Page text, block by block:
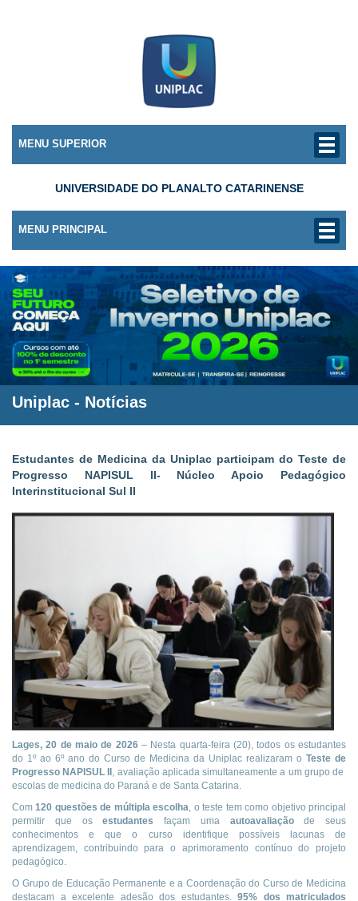
MENU SUPERIOR
UNIVERSIDADE DO PLANALTO CATARINENSE
MENU PRINCIPAL
Uniplac - Notícias
Estudantes de Medicina da Uniplac participam do Teste de
Progresso NAPISUL II- Núcleo Apoio Pedagógico
Interinstitucional Sul II
Lages, 20 de maio de 2026– Nesta quarta-feira (20), todos os estudantes
do 1º ao 6º ano do Curso de Medicina da Uniplac realizaram o Teste de
Progresso NAPISUL II , avaliação aplicada simultaneamente a um grupo de
escolas de medicina do Paraná e de Santa Catarina.
Com120 questões de múltipla escolha, o teste tem como objetivo principal
permitir que osestudantes façam uma autoavaliaçãode seus
conhecimentos e que o curso identifique possíveis lacunas de
aprendizagem, contribuindo para o aprimoramento contínuo do projeto
pedagógico.
O Grupo de Educação Permanente e a Coordenação do Curso de Medicina
destacam a excelente adesão dos estudantes. 95% dos matriculados